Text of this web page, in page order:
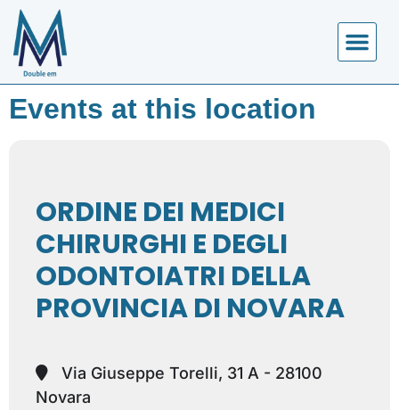
Events at this location
ORDINE DEI MEDICI
CHIRURGHI E DEGLI
ODONTOIATRI DELLA
PROVINCIA DI NOVARA
Via Giuseppe Torelli, 31 A - 28100
Novara